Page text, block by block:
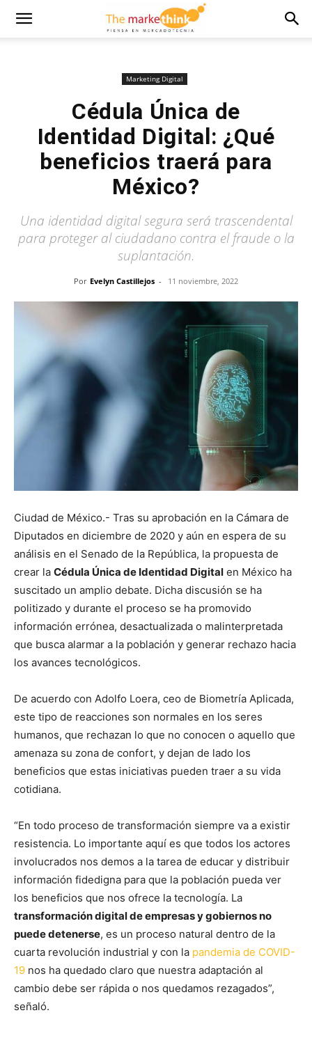
Marketing Digital
Cédula Única de
Identidad Digital: ¿Qué
beneficios traerá para
México?
Una identidad digital segura será trascendental
para proteger al ciudadano contra el fraude o la
suplantación.
Por Evelyn Castillejos - 11 noviembre, 2022
Ciudad de México.- Tras su aprobación en la Cámara de
Diputados en diciembre de 2020 y aún en espera de su
análisis en el Senado de la República, la propuesta de
crear la Cédula Única de Identidad Digital en México ha
suscitado un amplio debate. Dicha discusión se ha
politizado y durante el proceso se ha promovido
información errónea, desactualizada o malinterpretada
que busca alarmar a la población y generar rechazo hacia
los avances tecnológicos.
De acuerdo con Adolfo Loera, ceo de Biometría Aplicada,
este tipo de reacciones son normales en los seres
humanos, que rechazan lo que no conocen o aquello que
amenaza su zona de confort, y dejan de lado los
beneficios que estas iniciativas pueden traer a su vida
cotidiana.
“En todo proceso de transformación siempre va a existir
resistencia. Lo importante aquí es que todos los actores
involucrados nos demos a la tarea de educar y distribuir
información fidedigna para que la población pueda ver
los beneficios que nos ofrece la tecnología. La
transformación digital de empresas y gobiernos no
puede detenerse, es un proceso natural dentro de la
cuarta revolución industrial y con la pandemia de COVID-
19 nos ha quedado claro que nuestra adaptación al
cambio debe ser rápida o nos quedamos rezagados”,
señaló.